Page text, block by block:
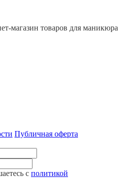
магазин товаров для маникюра
Публичная оферта
с политикой